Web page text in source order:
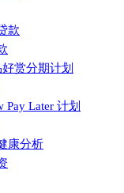
款
赏分期计划
Pay Later 计划
康分析